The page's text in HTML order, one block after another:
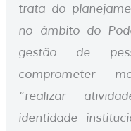
trata do
no âmbito do
gestão de
comprometer
“realizar
identidade